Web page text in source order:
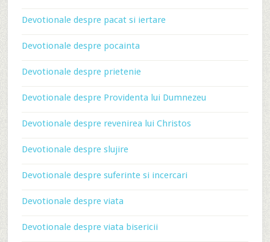
Devotionale despre pacat si iertare
Devotionale despre pocainta
Devotionale despre prietenie
Devotionale despre Providenta lui Dumnezeu
Devotionale despre revenirea lui Christos
Devotionale despre slujire
Devotionale despre suferinte si incercari
Devotionale despre viata
Devotionale despre viata bisericii